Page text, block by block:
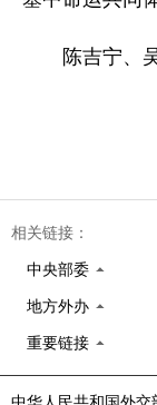
陈吉宁、
相关链接：
中央部委
地方外办
重要链接